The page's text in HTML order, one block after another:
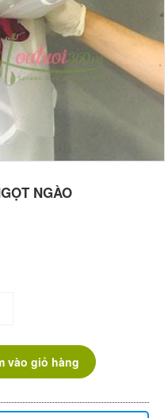
NGÀO
vào giỏ hàng